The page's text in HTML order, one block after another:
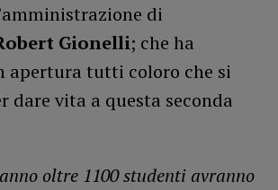
di
Gionelli; che ha
apertura tutti coloro che si
dare vita a questa seconda
oltre 1100 studenti avranno